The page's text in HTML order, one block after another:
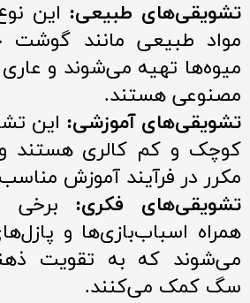
تشویقی‌های طبیعی: این
مواد طبیعی مانند
میوه‌ها تهیه می‌شوند و عاری
مصنوعی هستند.
تشویقی‌های آموزشی: این
کوچک و کم کالری هستند و
مکرر در فرآیند آموزش
تشویقی‌های فکری: برخی
همراه اسباب‌بازی‌ها و
می‌شوند که به تقویت
سگ کمک می‌کنند.